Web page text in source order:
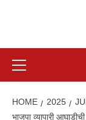
HOME 2025
भाजपा व्यापारी